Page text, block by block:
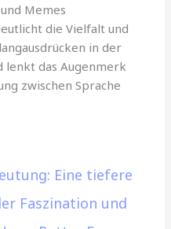
Memes
die Vielfalt und
in der
lenkt das Augenmerk
zwischen Sprache
Eine tiefere
Faszination und